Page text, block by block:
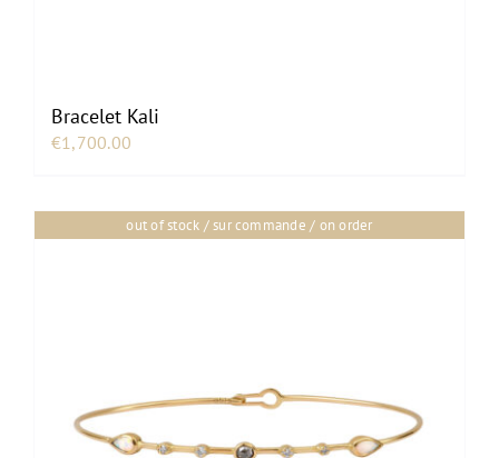
Bracelet Kali
€1,700.00
out of stock / sur commande / on order